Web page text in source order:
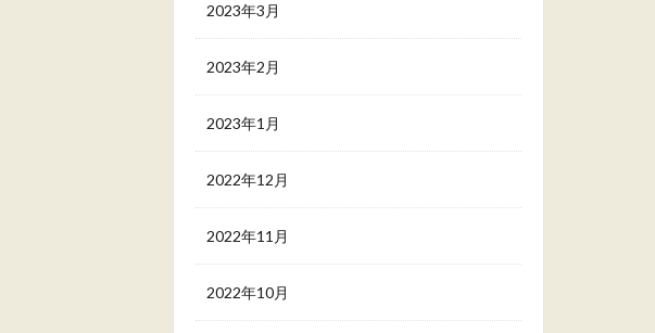
2023年3月
2023年2月
2023年1月
2022年12月
2022年11月
2022年10月